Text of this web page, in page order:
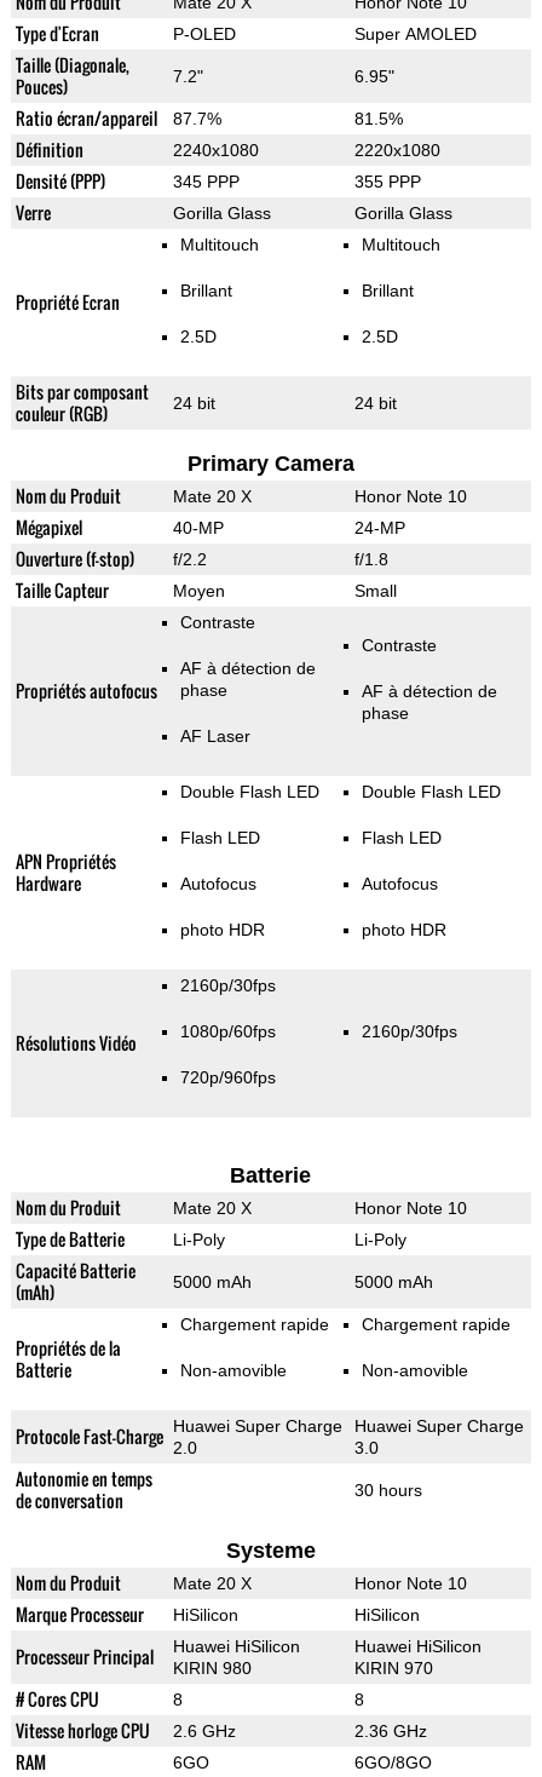
Type d'Ecran P-OLED Super AMOLED
Taille (Diagonale,
Pouces)
7.2" 6.95"
Ratio écran/appareil 87.7% 81.5%
Définition 2240x1080 2220x1080
Densité (PPP) 345 PPP 355 PPP
Verre Gorilla Glass Gorilla Glass
Propriété Ecran
Multitouch
Brillant
2.5D
Multitouch
Brillant
2.5D
Bits par composant
couleur (RGB)
24 bit 24 bit
Primary Camera
Nom du Produit Mate 20 X Honor Note 10
Mégapixel 40-MP 24-MP
Ouverture (f-stop) f/2.2 f/1.8
Taille Capteur Moyen Small
Propriétés autofocus
Contraste
AF à détection de
phase
AF Laser
Contraste
AF à détection de
phase
APN Propriétés
Hardware
Double Flash LED
Flash LED
Autofocus
photo HDR
Double Flash LED
Flash LED
Autofocus
photo HDR
Résolutions Vidéo
2160p/30fps
1080p/60fps
720p/960fps
2160p/30fps
Batterie
Nom du Produit Mate 20 X Honor Note 10
Type de Batterie Li-Poly Li-Poly
Capacité Batterie
(mAh)
5000 mAh 5000 mAh
Propriétés de la
Batterie
Chargement rapide
Non-amovible
Chargement rapide
Non-amovible
Protocole Fast-Charge Huawei Super Charge
2.0
Huawei Super Charge
3.0
Autonomie en temps
de conversation
30 hours
Systeme
Nom du Produit Mate 20 X Honor Note 10
Marque Processeur HiSilicon HiSilicon
Processeur Principal
Huawei HiSilicon
KIRIN 980
Huawei HiSilicon
KIRIN 970
# Cores CPU 8 8
Vitesse horloge CPU 2.6 GHz 2.36 GHz
RAM 6GO 6GO/8GO